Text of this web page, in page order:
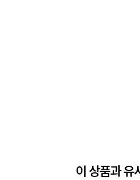
이 상품과 유